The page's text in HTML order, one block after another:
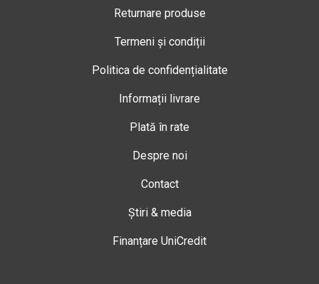
Returnare produse
Termeni și condiții
Politica de confidențialitate
Informații livrare
Plată în rate
Despre noi
Contact
Știri & media
Finanțare UniCredit